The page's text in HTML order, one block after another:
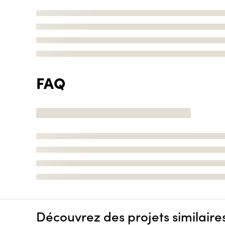
FAQ
Découvrez des projets